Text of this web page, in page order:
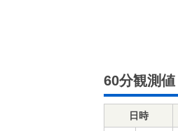
60分観測値
日時